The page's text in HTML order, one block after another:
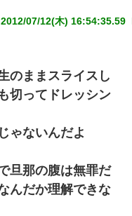
2012/07/12(木) 16:54:35.59
のままスライスし
切ってドレッシン
ゃないんだよ
旦那の腹は無罪だ
んだか理解できな